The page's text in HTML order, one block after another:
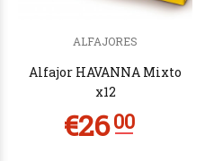
ALFAJORES
Alfajor HAVANNA Mixto
x12